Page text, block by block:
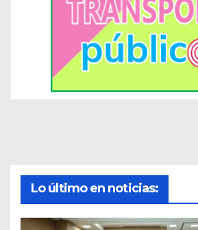
Lo último en noticias: